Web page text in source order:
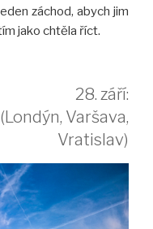
záchod, abych jim
jako chtěla říct.
28. září:
Varšava,
Vratislav)